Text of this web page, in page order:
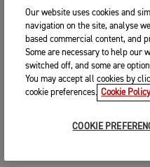
Our website uses cookies and
navigation on the site, analyse
based commercial content, and
Some are necessary to help our
switched off, and some are
You may accept all cookies by
cookie preferences. Cookie
COOKIE